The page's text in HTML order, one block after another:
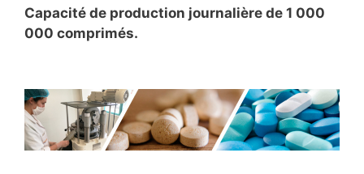
Capacité de production journalière de 1 000
000 comprimés.